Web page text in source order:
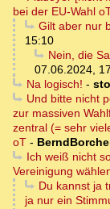
bei der EU-Wahl
Gilt aber nur
15:10
Nein, die
07.06.2024,
Na logisch! -
Und bitte nicht
zur massiven
zentral (= sehr
oT -
Ich weiß nicht
Vereinigung
Du kannst ja
ja nur ein